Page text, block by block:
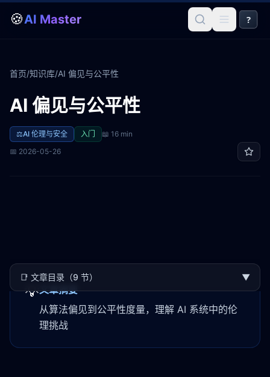
🍪AI Master ?
首页/知识库/AI 偏见与公平性
AI 偏见与公平性
⚖️AI 伦理与安全 入门 📖 16 min
📅 2026-05-26
📑 文章目录（9 节） ▼
💡文章摘要
从算法偏见到公平性度量，理解 AI 系统中的伦
理挑战